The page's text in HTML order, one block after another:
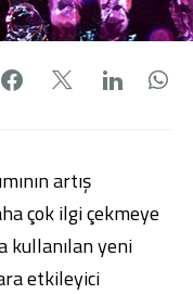
Facebook'da
X'de
artış
çok ilgi çekmeye
kullanılan yeni
etkileyici